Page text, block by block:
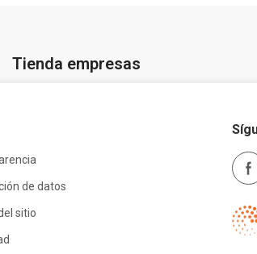
Tienda empresas
de datos
sitio